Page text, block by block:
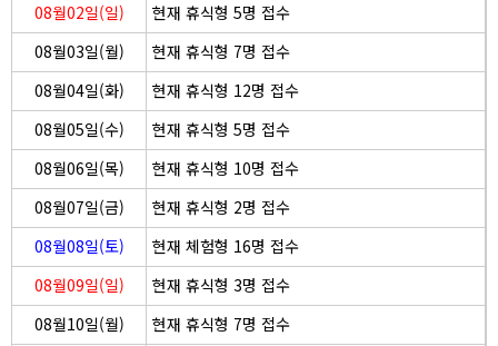
08월02일(일)
현재 휴식형 5명 접수
08월03일(월)
현재 휴식형 7명 접수
08월04일(화)
현재 휴식형 12명 접수
08월05일(수)
현재 휴식형 5명 접수
08월06일(목)
현재 휴식형 10명 접수
08월07일(금)
현재 휴식형 2명 접수
08월08일(토)
현재 체험형 16명 접수
08월09일(일)
현재 휴식형 3명 접수
08월10일(월)
현재 휴식형 7명 접수